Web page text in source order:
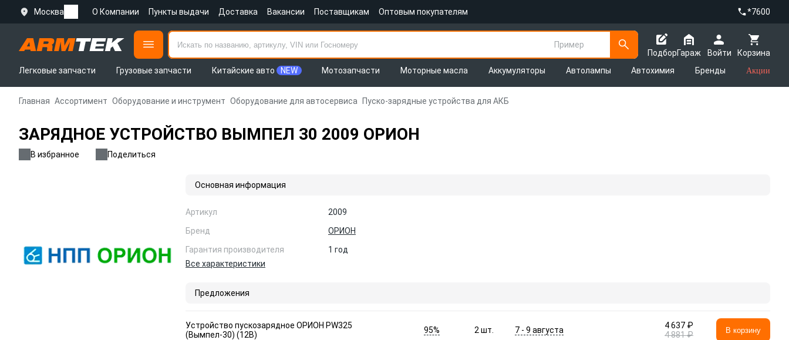
Москва О Компании Пункты выдачи Доставка Вакансии Поставщикам Оптовым покупателям *7600
Пример
Подбор
Корзина
Гараж
Войти
Легковые запчасти
Грузовые запчасти Китайские авто NEW Мотозапчасти Моторные масла Аккумуляторы Автолампы Автохимия Бренды Акции
Главная Ассортимент Оборудование и инструмент Оборудование для автосервиса Пуско-зарядные устройства для АКБ
ЗАРЯДНОЕ УСТРОЙСТВО ВЫМПЕЛ 30 2009 ОРИОН
В избранное Поделиться
Основная информация
Артикул
2009
Бренд
ОРИОН
Гарантия производителя
1 год
Все характеристики
Предложения
Устройство пускозарядное ОРИОН РW325
(Вымпел-30) (12В)
95% 2шт. 7 - 9 августа
4 637 ₽
4 881 ₽
В корзину